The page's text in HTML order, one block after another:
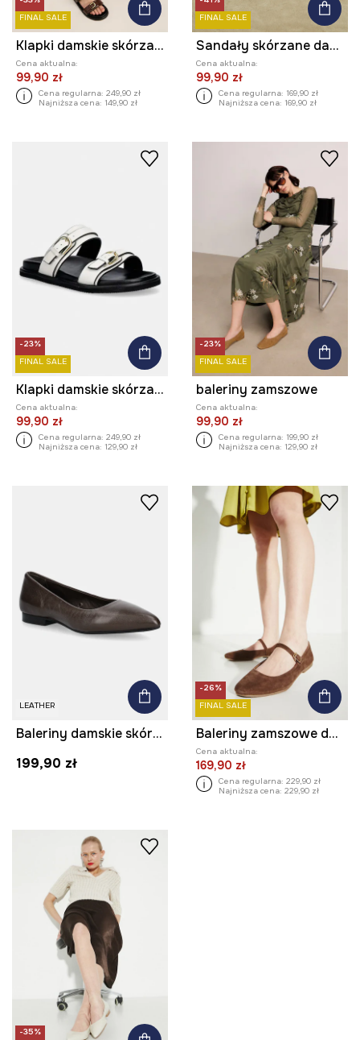
FINAL SALE
Klapki damskie skórzane
Cena aktualna:
99,90 zł
Cena regularna: 249,90 zł
Najniższa cena: 149,90 zł
FINAL SALE
Sandały skórzane damskie kolor czarny
Cena aktualna:
99,90 zł
Cena regularna: 169,90 zł
Najniższa cena: 169,90 zł
-23%
FINAL SALE
Klapki damskie skórzane
Cena aktualna:
99,90 zł
Cena regularna: 249,90 zł
Najniższa cena: 129,90 zł
-23%
FINAL SALE
baleriny zamszowe
Cena aktualna:
99,90 zł
Cena regularna: 199,90 zł
Najniższa cena: 129,90 zł
LEATHER
Baleriny damskie skórzane
199,90 zł
-26%
FINAL SALE
Baleriny zamszowe damskie z elastyczną podeszwą kolor brązowy
Cena aktualna:
169,90 zł
Cena regularna: 229,90 zł
Najniższa cena: 229,90 zł
-35%